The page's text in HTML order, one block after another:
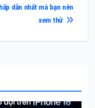
hấp dẫn nhất mà bạn nên
xem thử